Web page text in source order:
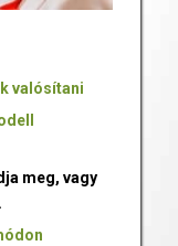
valósítani
meg, vagy